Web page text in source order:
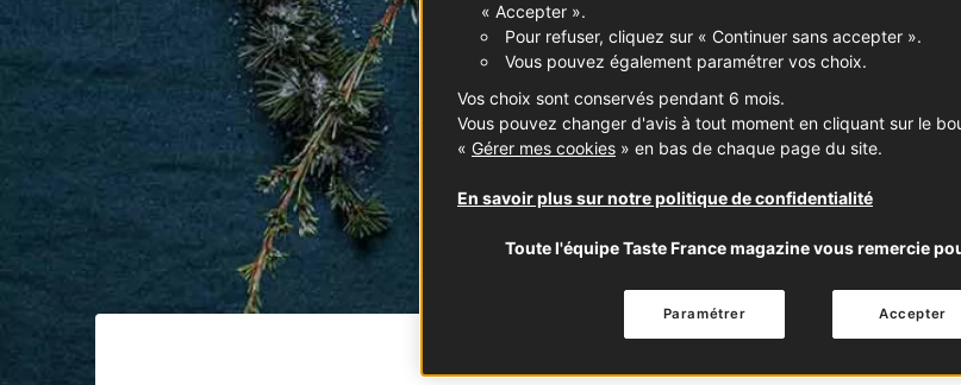
« Accepter ».
Pour refuser, cliquez sur « Continuer sans accepter ».
Vous pouvez également paramétrer vos choix.
Vos choix sont conservés pendant 6 mois.
Vous pouvez changer d'avis à tout moment en cliquant sur le
« Gérer mes cookies » en bas de chaque page du site.
En savoir plus sur notre politique de confidentialité
Toute l'équipe Taste France magazine vous remercie
Accepter
Paramétrer